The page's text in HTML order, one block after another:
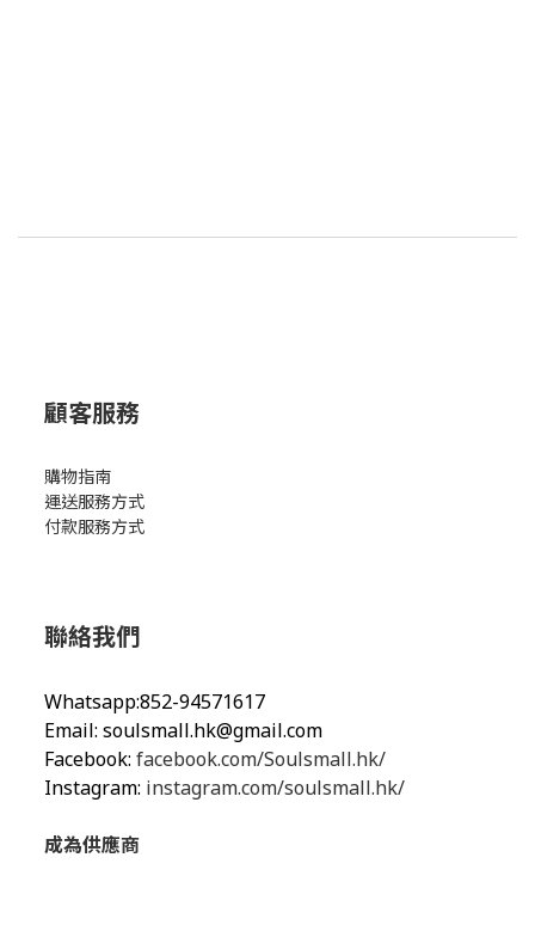
顧客服務
購物指南
運送服務方式
付款服務方式
聯絡我們
Whatsapp:852-94571617
Email: soulsmall.hk@gmail.com
Facebook: facebook.com/Soulsmall.hk/
Instagram: instagram.com/soulsmall.hk/
成為供應商